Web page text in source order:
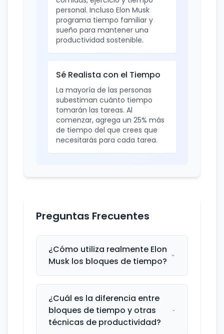
personal. Incluso Elon Musk
programa tiempo familiar y
sueño para mantener una
productividad sostenible.
Sé Realista con el Tiempo
La mayoría de las personas
subestiman cuánto tiempo
tomarán las tareas. Al
comenzar, agrega un 25% más
de tiempo del que crees que
necesitarás para cada tarea.
Preguntas Frecuentes
¿Cómo utiliza realmente Elon
Musk los bloques de tiempo?
¿Cuál es la diferencia entre
bloques de tiempo y otras
técnicas de productividad?